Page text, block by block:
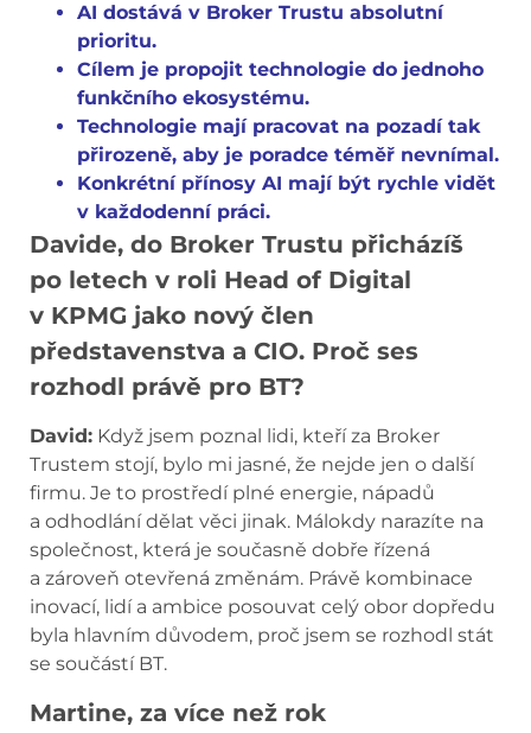
AI dostává v Broker Trustu absolutní
prioritu.
Cílem je propojit technologie do jednoho
funkčního ekosystému.
Technologie mají pracovat na pozadí tak
přirozeně, aby je poradce téměř nevnímal.
Konkrétní přínosy AI mají být rychle vidět
v každodenní práci.
Davide, do Broker Trustu přicházíš
po letech v roli Head of Digital
v KPMG jako nový člen
představenstva a CIO. Proč ses
rozhodl právě pro BT?
David: Když jsem poznal lidi, kteří za Broker
Trustem stojí, bylo mi jasné, že nejde jen o další
firmu. Je to prostředí plné energie, nápadů
a odhodlání dělat věci jinak. Málokdy narazíte na
společnost, která je současně dobře řízená
a zároveň otevřená změnám. Právě kombinace
inovací, lidí a ambice posouvat celý obor dopředu
byla hlavním důvodem, proč jsem se rozhodl stát
se součástí BT.
Martine, za více než rok